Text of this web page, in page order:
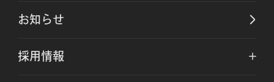
お知らせ
採用情報